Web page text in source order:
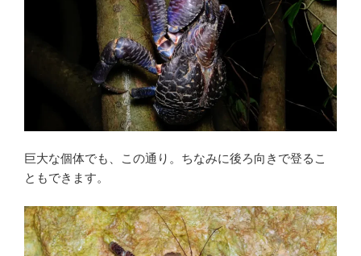
巨大な個体でも、この通り。ちなみに後ろ向きで登るこ
ともできます。